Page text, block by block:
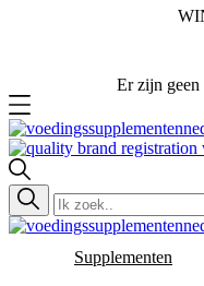
Er zijn geen
Supplementen